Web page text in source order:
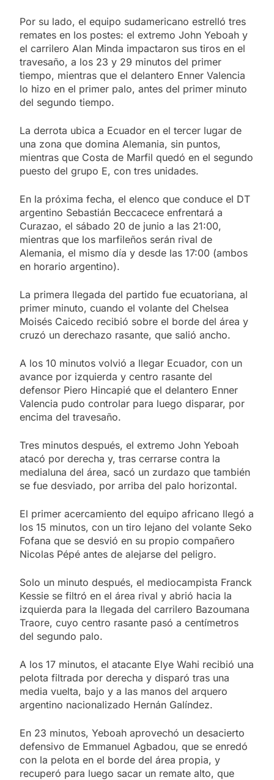
Por su lado, el equipo sudamericano estrelló tres
remates en los postes: el extremo John Yeboah y
el carrilero Alan Minda impactaron sus tiros en el
travesaño, a los 23 y 29 minutos del primer
tiempo, mientras que el delantero Enner Valencia
lo hizo en el primer palo, antes del primer minuto
del segundo tiempo.
La derrota ubica a Ecuador en el tercer lugar de
una zona que domina Alemania, sin puntos,
mientras que Costa de Marfil quedó en el segundo
puesto del grupo E, con tres unidades.
En la próxima fecha, el elenco que conduce el DT
argentino Sebastián Beccacece enfrentará a
Curazao, el sábado 20 de junio a las 21:00,
mientras que los marfileños serán rival de
Alemania, el mismo día y desde las 17:00 (ambos
en horario argentino).
La primera llegada del partido fue ecuatoriana, al
primer minuto, cuando el volante del Chelsea
Moisés Caicedo recibió sobre el borde del área y
cruzó un derechazo rasante, que salió ancho.
A los 10 minutos volvió a llegar Ecuador, con un
avance por izquierda y centro rasante del
defensor Piero Hincapié que el delantero Enner
Valencia pudo controlar para luego disparar, por
encima del travesaño.
Tres minutos después, el extremo John Yeboah
atacó por derecha y, tras cerrarse contra la
medialuna del área, sacó un zurdazo que también
se fue desviado, por arriba del palo horizontal.
El primer acercamiento del equipo africano llegó a
los 15 minutos, con un tiro lejano del volante Seko
Fofana que se desvió en su propio compañero
Nicolas Pépé antes de alejarse del peligro.
Solo un minuto después, el mediocampista Franck
Kessie se filtró en el área rival y abrió hacia la
izquierda para la llegada del carrilero Bazoumana
Traore, cuyo centro rasante pasó a centímetros
del segundo palo.
A los 17 minutos, el atacante Elye Wahi recibió una
pelota filtrada por derecha y disparó tras una
media vuelta, bajo y a las manos del arquero
argentino nacionalizado Hernán Galíndez.
En 23 minutos, Yeboah aprovechó un desacierto
defensivo de Emmanuel Agbadou, que se enredó
con la pelota en el borde del área propia, y
recuperó para luego sacar un remate alto, que